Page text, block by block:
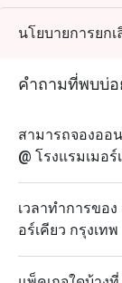
นโยบายการยก
คำถามที่พบบ่อ
สามารถจองออ
@ โรงแรมเมอ
เวลาทำการขอ
อร์เคียว กรุงเทพ